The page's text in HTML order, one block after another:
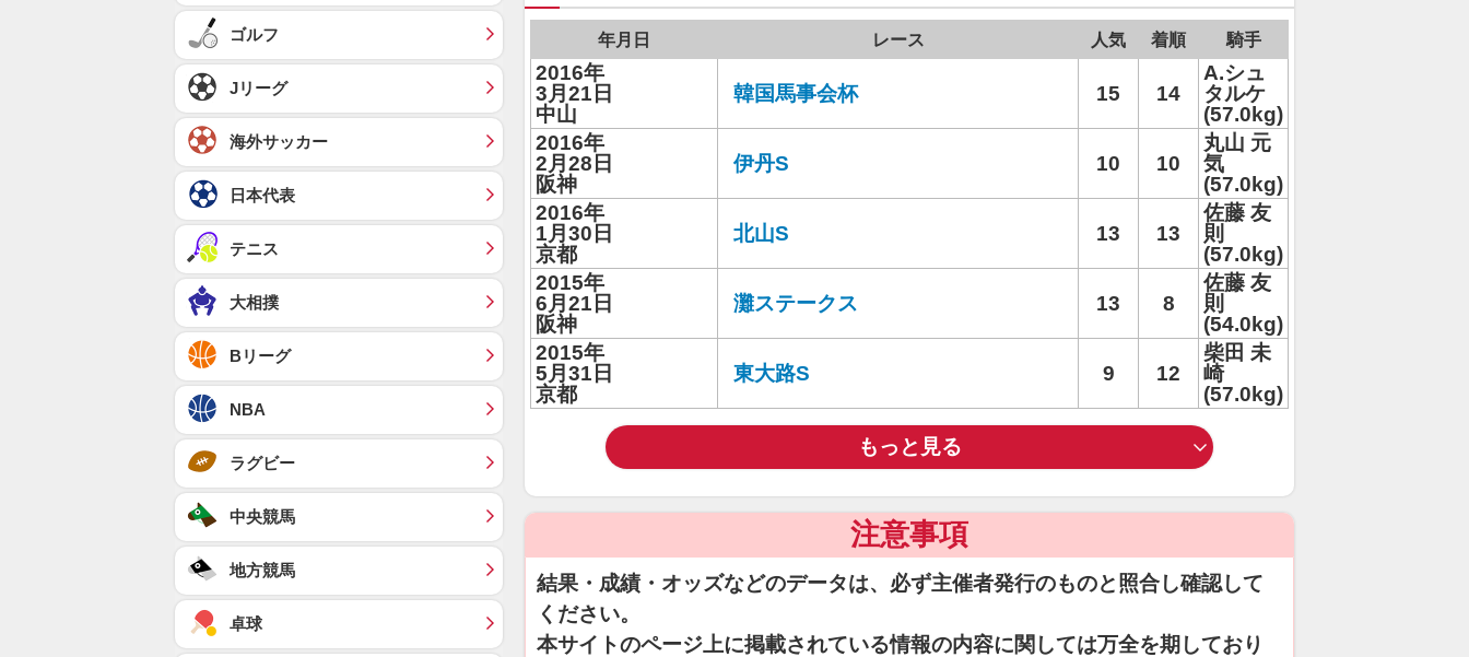
年月日 レース 人気 着順 騎手
2016年
3月21日
中山
韓国馬事会杯 15 14
A.シュ
タルケ
(57.0kg)
2016年
2月28日
阪神
伊丹S 10 10
丸山 元
気
(57.0kg)
2016年
1月30日
京都
北山S 13 13
佐藤 友
則
(57.0kg)
2015年
6月21日
阪神
灘ステークス 13 8
佐藤 友
則
(54.0kg)
2015年
5月31日
京都
東大路S 9 12
柴田 未
崎
(57.0kg)
もっと見る
注意事項
結果・成績・オッズなどのデータは、必ず主催者発行のものと照合し確認して
ください。
本サイトのページ上に掲載されている情報の内容に関しては万全を期しており
ゴルフ
Jリーグ
海外サッカー
日本代表
テニス
大相撲
Bリーグ
NBA
ラグビー
中央競馬
地方競馬
卓球